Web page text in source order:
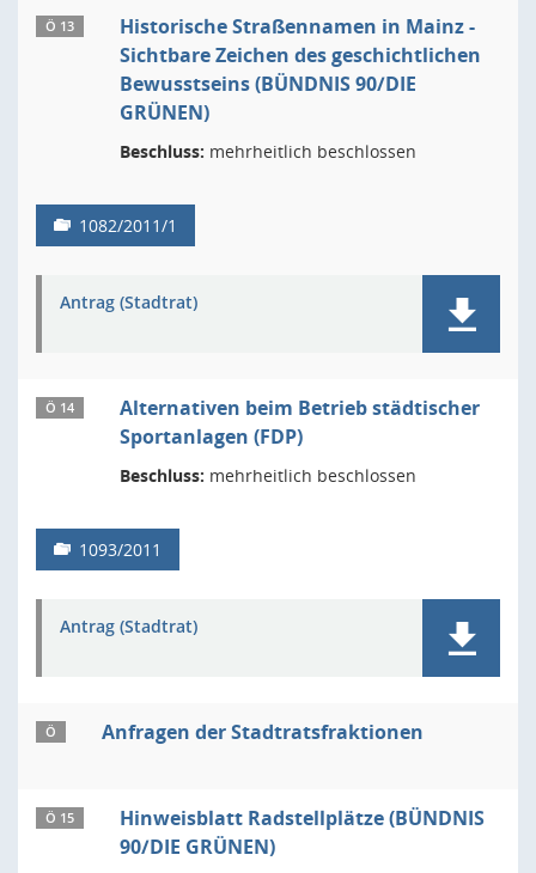
Ö 13
Historische Straßennamen in Mainz -
Sichtbare Zeichen des geschichtlichen
Bewusstseins (BÜNDNIS 90/DIE
GRÜNEN)
Beschluss: mehrheitlich beschlossen
1082/2011/1
Antrag (Stadtrat)
Ö 14
Alternativen beim Betrieb städtischer
Sportanlagen (FDP)
Beschluss: mehrheitlich beschlossen
1093/2011
Antrag (Stadtrat)
Ö Anfragen der Stadtratsfraktionen
Ö 15
Hinweisblatt Radstellplätze (BÜNDNIS
90/DIE GRÜNEN)